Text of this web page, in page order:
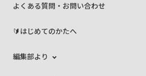
よくある質問・お問い合わせ
🔰はじめてのかたへ
編集部より